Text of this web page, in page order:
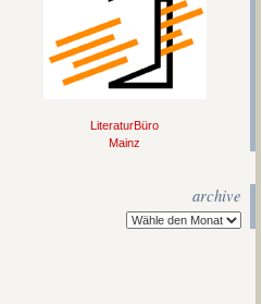
LiteraturBüro
Mainz
archive